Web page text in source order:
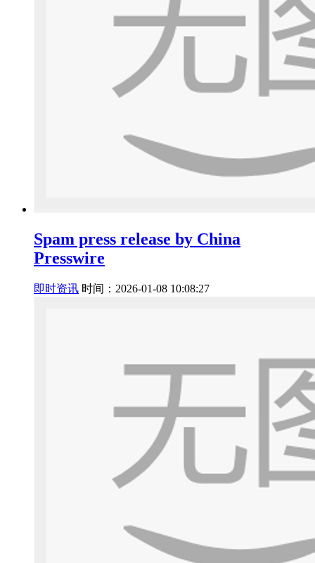
Spam press release by China
Presswire
即时资讯 时间：2026-01-08 10:08:27